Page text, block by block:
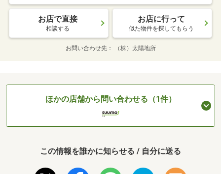
お店で直接
相談する
お店に行って
似た物件を探してもらう
お問い合わせ先 （株）太陽地所
ほかの店舗から問い合わせる（1件）
この情報を誰かに知らせる / 自分に送る